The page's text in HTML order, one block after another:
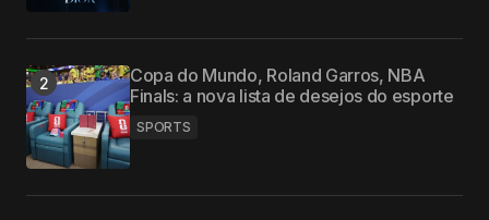
Copa do Mundo, Roland Garros, NBA
Finals: a nova lista de desejos do esporte
SPORTS